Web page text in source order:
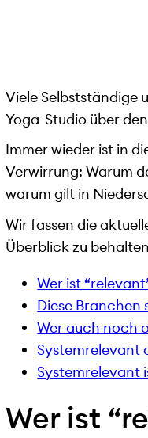
Viele Selbstständige
Yoga-Studio über
Immer wieder ist in
Verwirrung: Warum
warum gilt in
Wir fassen die
Überblick zu
Wer ist
Diese Branchen
Wer auch noch
Systemrelevant
Systemrelevant
Wer ist